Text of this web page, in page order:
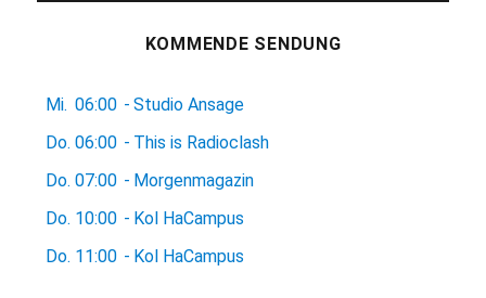
KOMMENDE SENDUNG
Mi. 06:00 - Studio Ansage
Do. 06:00 - This is Radioclash
Do. 07:00 - Morgenmagazin
Do. 10:00 - Kol HaCampus
Do. 11:00 - Kol HaCampus